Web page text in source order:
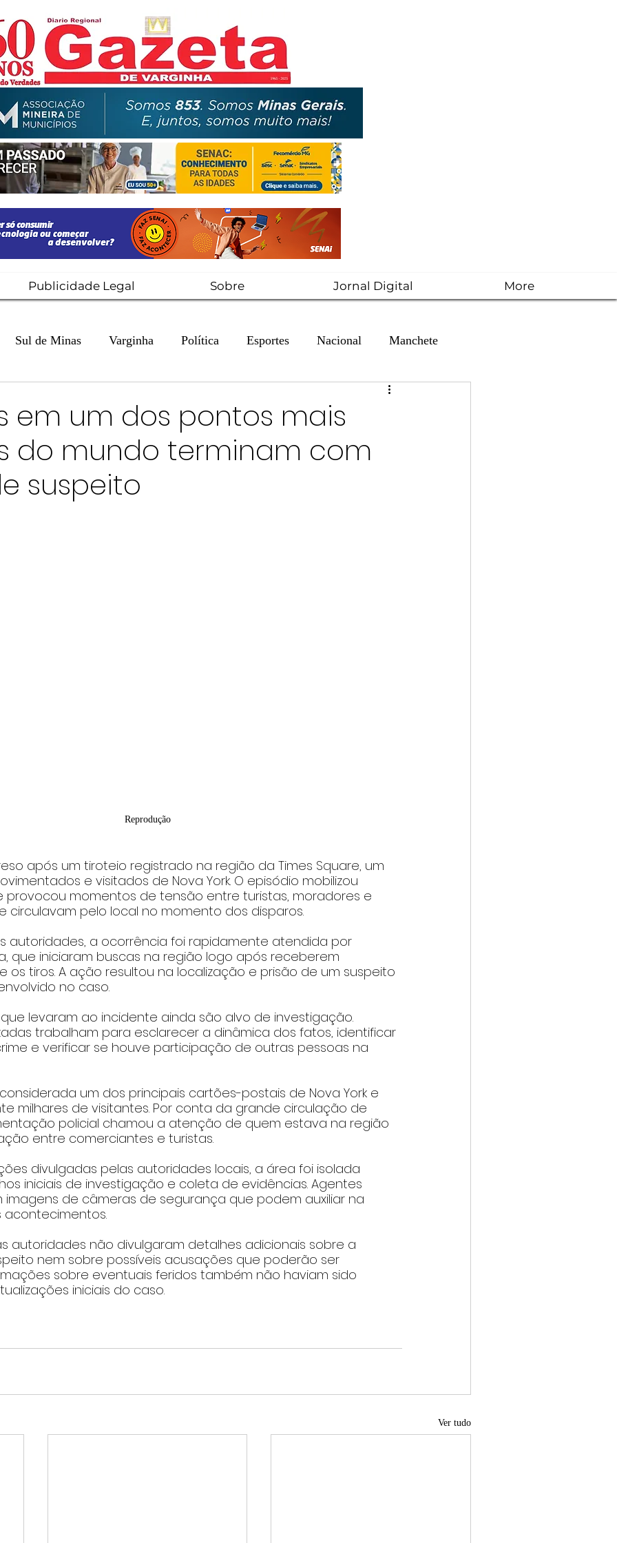
Publicidade Legal Sobre Jornal Digital More
Sul de Minas Varginha Política Esportes Nacional Manchete
SindJori Internacional Coluna Jurídica Alerta Digital
Coluna Arte e Cultura em Ação
em um dos pontos mais
do mundo terminam com
suspeito
Reprodução
após um tiroteio registrado na região da Times Square, um
e visitados de Nova York. O episódio mobilizou
provocou momentos de tensão entre turistas, moradores e
circulavam pelo local no momento dos disparos.
autoridades, a ocorrência foi rapidamente atendida por
que iniciaram buscas na região logo após receberem
os tiros. A ação resultou na localização e prisão de um suspeito
no caso.
levaram ao incidente ainda são alvo de investigação.
trabalham para esclarecer a dinâmica dos fatos, identificar
e verificar se houve participação de outras pessoas na
um dos principais cartões-postais de Nova York e
milhares de visitantes. Por conta da grande circulação de
policial chamou a atenção de quem estava na região
entre comerciantes e turistas.
divulgadas pelas autoridades locais, a área foi isolada
iniciais de investigação e coleta de evidências. Agentes
imagens de câmeras de segurança que podem auxiliar na
autoridades não divulgaram detalhes adicionais sobre a
nem sobre possíveis acusações que poderão ser
sobre eventuais feridos também não haviam sido
iniciais do caso.
Ver tudo